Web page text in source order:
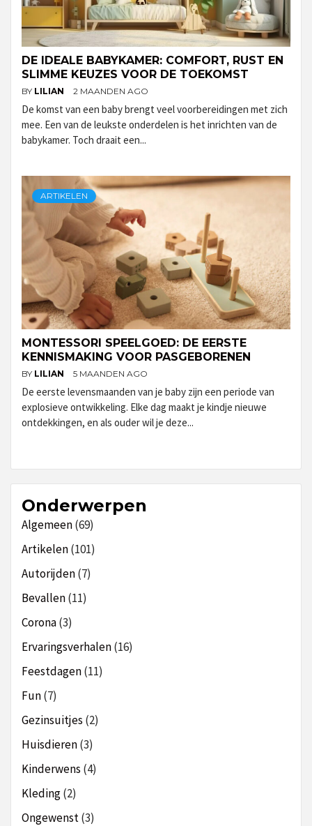
DE IDEALE BABYKAMER: COMFORT, RUST EN
SLIMME KEUZES VOOR DE TOEKOMST
BY LILIAN 2 MAANDEN AGO
De komst van een baby brengt veel voorbereidingen met zich
mee. Een van de leukste onderdelen is het inrichten van de
babykamer. Toch draait een...
ARTIKELEN
MONTESSORI SPEELGOED: DE EERSTE
KENNISMAKING VOOR PASGEBORENEN
BY LILIAN 5 MAANDEN AGO
De eerste levensmaanden van je baby zijn een periode van
explosieve ontwikkeling. Elke dag maakt je kindje nieuwe
ontdekkingen, en als ouder wil je deze...
Onderwerpen
Algemeen(69)
Artikelen(101)
Autorijden(7)
Bevallen(11)
Corona(3)
Ervaringsverhalen(16)
Feestdagen(11)
Fun(7)
Gezinsuitjes (2)
Huisdieren(3)
Kinderwens (4)
Kleding(2)
Ongewenst(3)